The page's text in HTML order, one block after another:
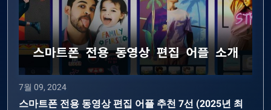
7월 09, 2024
스마트폰 전용 동영상 편집 어플 추천 7선 (2025년 최